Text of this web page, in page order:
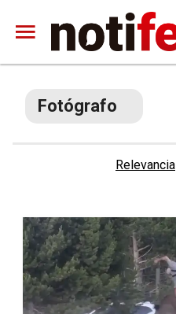
Fotógrafo
Relevancia